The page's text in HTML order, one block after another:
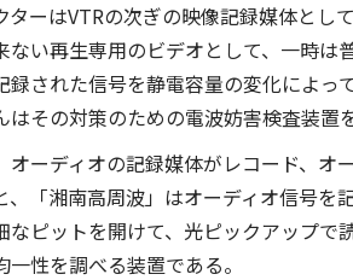
ターはVTRの次ぎの映像記録媒体とし
ない再生専用のビデオとして、一時は
録された信号を静電容量の変化によっ
はその対策のための電波妨害検査装置
オーディオの記録媒体がレコード、オ
、「湘南高周波」はオーディオ信号を
なピットを開けて、光ピックアップで
一性を調べる装置である。